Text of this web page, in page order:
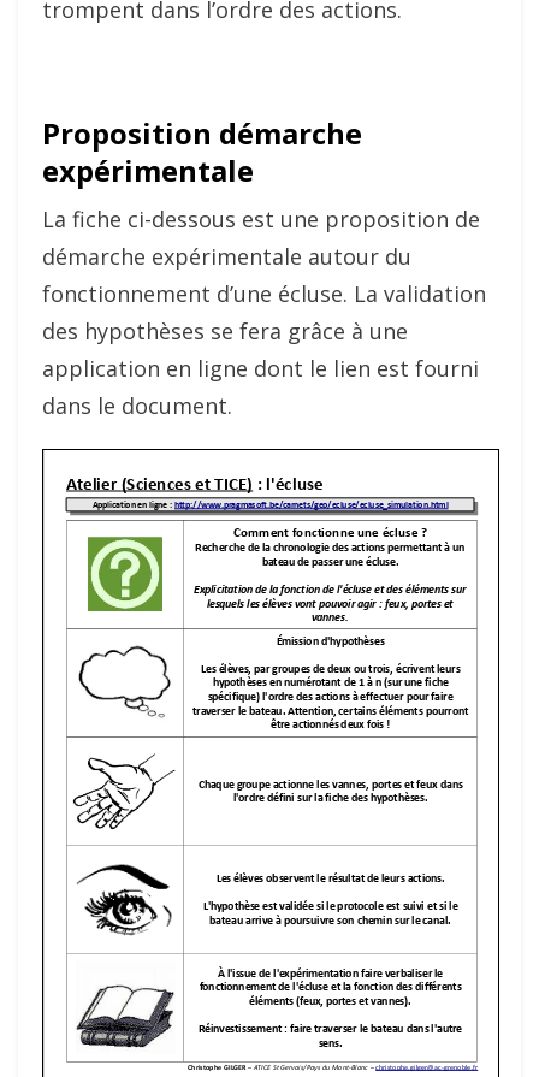
trompent dans l’ordre des actions.
Proposition démarche
expérimentale
La fiche ci-dessous est une proposition de
démarche expérimentale autour du
fonctionnement d’une écluse. La validation
des hypothèses se fera grâce à une
application en ligne dont le lien est fourni
dans le document.